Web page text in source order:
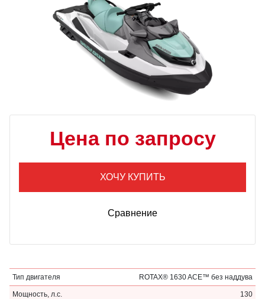
Цена по запросу
ХОЧУ КУПИТЬ
Сравнение
Тип двигателя ROTAX® 1630 ACE™ без наддува
Мощность, л.с. 130